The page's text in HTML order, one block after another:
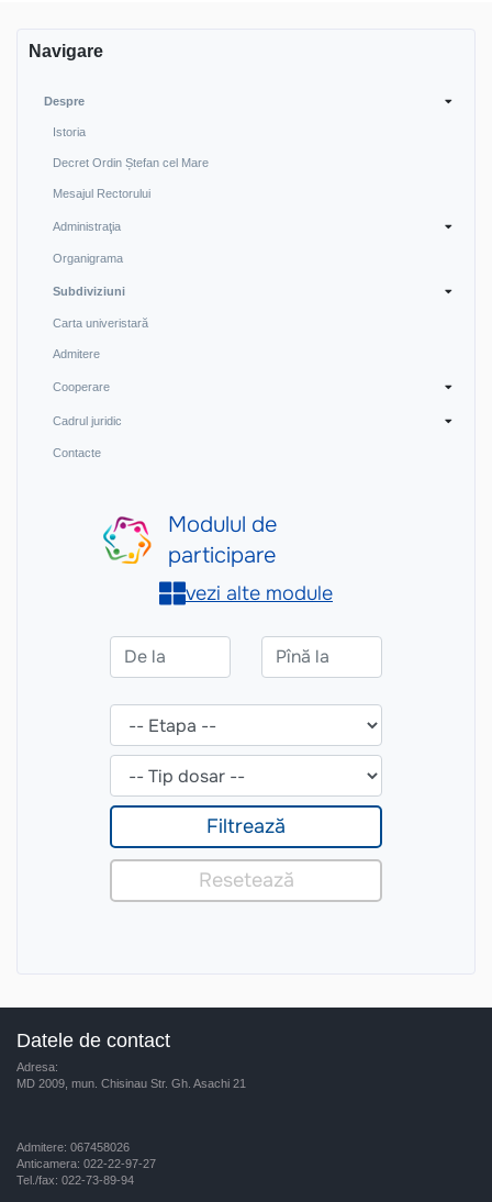
Navigare
Despre
Istoria
Decret Ordin Ștefan cel Mare
Mesajul Rectorului
Administraţia
Organigrama
Subdiviziuni
Carta univeristară
Admitere
Cooperare
Cadrul juridic
Contacte
Datele de contact
Adresa:
MD 2009, mun. Chisinau Str. Gh. Asachi 21
Admitere: 067458026
Anticamera: 022-22-97-27
Tel./fax: 022-73-89-94